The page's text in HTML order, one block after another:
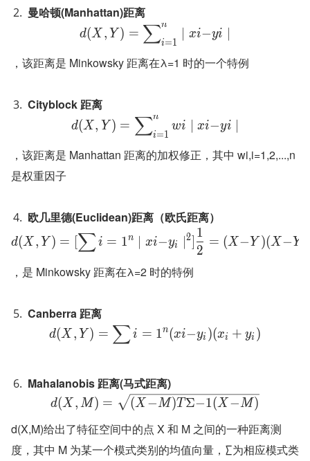
曼哈顿(Manhattan)距离
d(X , Y ) = ∑i=1
n
xi−yi
，该距离是 Minkowsky 距离在λ=1 时的一个特例
Cityblock 距离
d(X , Y ) = ∑i=1
n
wi xi−yi
，该距离是 Manhattan 距离的加权修正，其中 wi,i=1,2,...,n
是权重因子
欧几里德(Euclidean)距离（欧氏距离）
d(X , Y ) = ∑i = 1n xi−yi
2
2
1
= (X −Y )(X −Y
，是 Minkowsky 距离在λ=2 时的特例
Canberra 距离
d(X , Y ) = ∑i = 1n(xi−yi )(xi + yi )
Mahalanobis 距离(马式距离)
d(X , M ) = (X −M)T Σ−1(X −M )
d(X,M)给出了特征空间中的点 X 和 M 之间的一种距离测
度，其中 M 为某一个模式类别的均值向量，∑为相应模式类